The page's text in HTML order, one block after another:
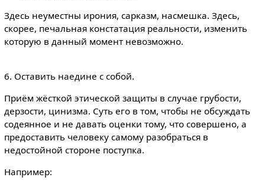
Здесь неуместны ирония, сарказм, насмешка. Здесь,
скорее, печальная констатация реальности, изменить
которую в данный момент невозможно.
6. Оставить наедине с собой.
Приём жёсткой этической защиты в случае грубости,
дерзости, цинизма. Суть его в том, чтобы не обсуждать
содеянное и не давать оценки тому, что совершено, а
предоставить человеку самому разобраться в
недостойной стороне поступка.
Например: